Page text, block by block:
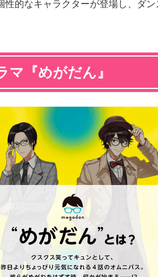
的なキャラクターが登場し、ダン
マ『めがだん』